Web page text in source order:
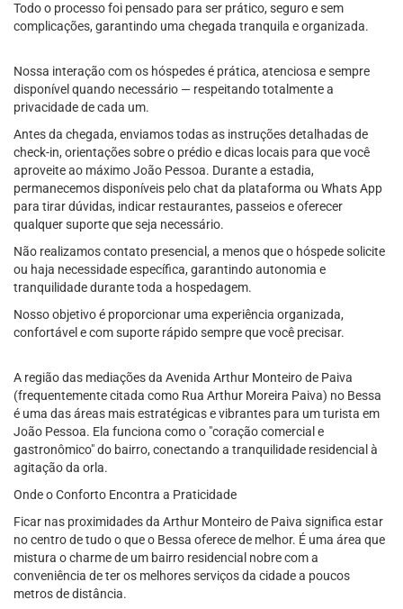
Todo o processo foi pensado para ser prático, seguro e sem
complicações, garantindo uma chegada tranquila e organizada.
Nossa interação com os hóspedes é prática, atenciosa e sempre
disponível quando necessário — respeitando totalmente a
privacidade de cada um.
Antes da chegada, enviamos todas as instruções detalhadas de
check-in, orientações sobre o prédio e dicas locais para que você
aproveite ao máximo João Pessoa. Durante a estadia,
permanecemos disponíveis pelo chat da plataforma ou Whats App
para tirar dúvidas, indicar restaurantes, passeios e oferecer
qualquer suporte que seja necessário.
Não realizamos contato presencial, a menos que o hóspede solicite
ou haja necessidade específica, garantindo autonomia e
tranquilidade durante toda a hospedagem.
Nosso objetivo é proporcionar uma experiência organizada,
confortável e com suporte rápido sempre que você precisar.
A região das mediações da Avenida Arthur Monteiro de Paiva
(frequentemente citada como Rua Arthur Moreira Paiva) no Bessa
é uma das áreas mais estratégicas e vibrantes para um turista em
João Pessoa. Ela funciona como o "coração comercial e
gastronômico" do bairro, conectando a tranquilidade residencial à
agitação da orla.
Onde o Conforto Encontra a Praticidade
Ficar nas proximidades da Arthur Monteiro de Paiva significa estar
no centro de tudo o que o Bessa oferece de melhor. É uma área que
mistura o charme de um bairro residencial nobre com a
conveniência de ter os melhores serviços da cidade a poucos
metros de distância.